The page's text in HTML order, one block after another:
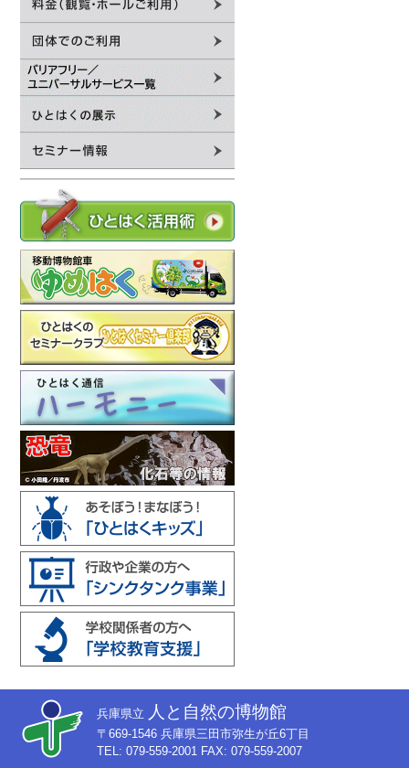
兵庫県立 人と自然の博物館
〒669-1546 兵庫県三田市弥生が丘6丁目
TEL: 079-559-2001 FAX: 079-559-2007